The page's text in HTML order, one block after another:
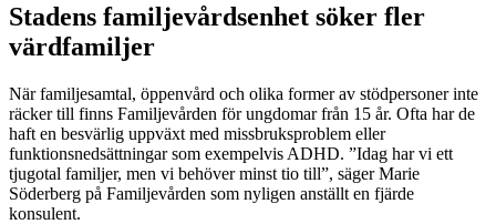
Stadens familjevårdsenhet söker fler
värdfamiljer
När familjesamtal, öppenvård och olika former av stödpersoner inte
räcker till finns Familjevården för ungdomar från 15 år. Ofta har de
haft en besvärlig uppväxt med missbruksproblem eller
funktionsnedsättningar som exempelvis ADHD. ”Idag har vi ett
tjugotal familjer, men vi behöver minst tio till”, säger Marie
Söderberg på Familjevården som nyligen anställt en fjärde
konsulent.